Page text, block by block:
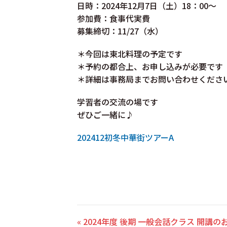
日時：2024年12月7日（土）18：00～
参加費：食事代実費
募集締切：11/27（水）
＊今回は東北料理の予定です
＊予約の都合上、お申し込みが必要です
＊詳細は事務局までお問い合わせくださ
学習者の交流の場です
ぜひご一緒に♪
202412初冬中華街ツアーA
« 2024年度 後期 一般会話クラス 開講の